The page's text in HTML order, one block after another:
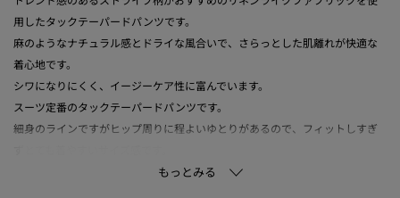
用したタックテーパードパンツです。
麻のようなナチュラル感とドライな風合いで、さらっとした肌離れが快適な
着心地です。
シワになりにくく、イージーケア性に富んでいます。
スーツ定番のタックテーパードパンツです。
細身のラインですがヒップ周りに程よいゆとりがあるので、フィットしすぎ
ウエスト後ろはゴム仕様です。